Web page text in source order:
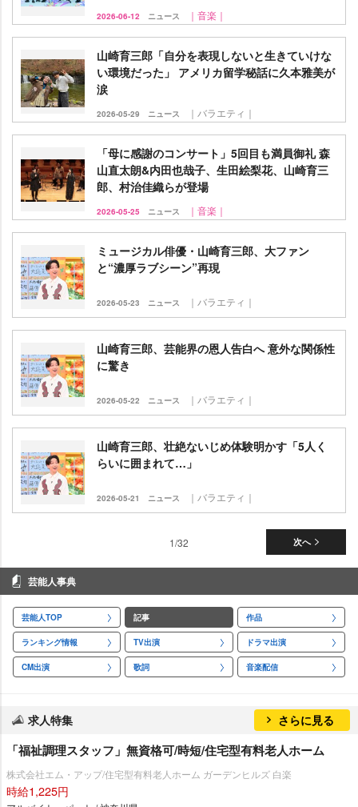
2026-06-12 ニュース ｜音楽｜
山崎育三郎「自分を表現しないと生きていけな
い環境だった」 アメリカ留学秘話に久本雅美が
涙
2026-05-29 ニュース ｜バラエティ｜
「母に感謝のコンサート」5回目も満員御礼 森
山直太朗&内田也哉子、生田絵梨花、山崎育三
郎、村治佳織らが登場
2026-05-25 ニュース ｜音楽｜
ミュージカル俳優・山崎育三郎、大ファン
と“濃厚ラブシーン”再現
2026-05-23 ニュース ｜バラエティ｜
山崎育三郎、芸能界の恩人告白へ 意外な関係性
に驚き
2026-05-22 ニュース ｜バラエティ｜
山崎育三郎、壮絶ないじめ体験明かす「5人く
らいに囲まれて…」
2026-05-21 ニュース ｜バラエティ｜
次へ
1/32
芸能人事典
芸能人TOP 記事 作品
ランキング情報 TV出演 ドラマ出演
CM出演 歌詞 音楽配信
求人特集 さらに見る
「福祉調理スタッフ」無資格可/時短/住宅型有料老人ホーム
株式会社エム・アップ/住宅型有料老人ホーム ガーデンヒルズ 白楽
時給1,225円